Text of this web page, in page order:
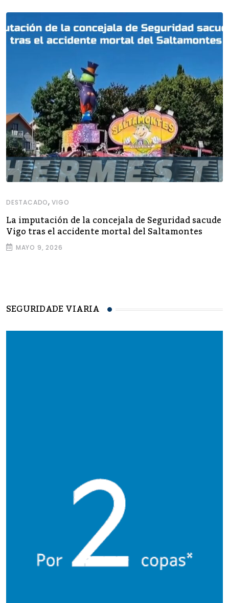
DESTACADO,VIGO
La imputación de la concejala de Seguridad sacude
Vigo tras el accidente mortal del Saltamontes
MAYO 9, 2026
SEGURIDADE VIARIA